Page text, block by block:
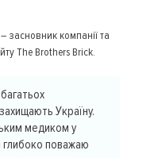
засновник компанії та
The Brothers Brick.
Україну.
медиком у
я глибоко поважаю